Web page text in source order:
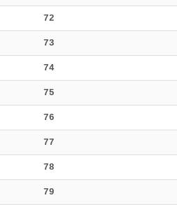
72
73
74
75
76
77
78
79